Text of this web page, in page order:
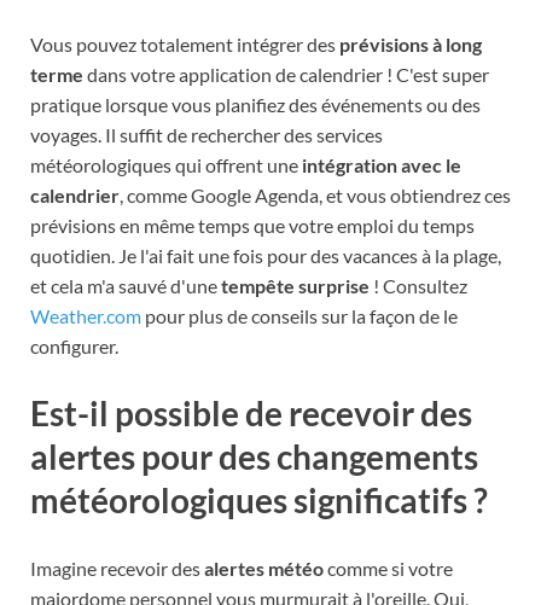
Vous pouvez totalement intégrer des prévisions à long
terme dans votre application de calendrier ! C'est super
pratique lorsque vous planifiez des événements ou des
voyages. Il suffit de rechercher des services
météorologiques qui offrent une intégration avec le
calendrier, comme Google Agenda, et vous obtiendrez ces
prévisions en même temps que votre emploi du temps
quotidien. Je l'ai fait une fois pour des vacances à la plage,
et cela m'a sauvé d'unetempête surprise ! Consultez
Weather.com pour plus de conseils sur la façon de le
configurer.
Est-il possible de recevoir des
alertes pour des changements
météorologiques significatifs ?
Imagine recevoir desalertes météocomme si votre
majordome personnel vous murmurait à l'oreille. Oui,